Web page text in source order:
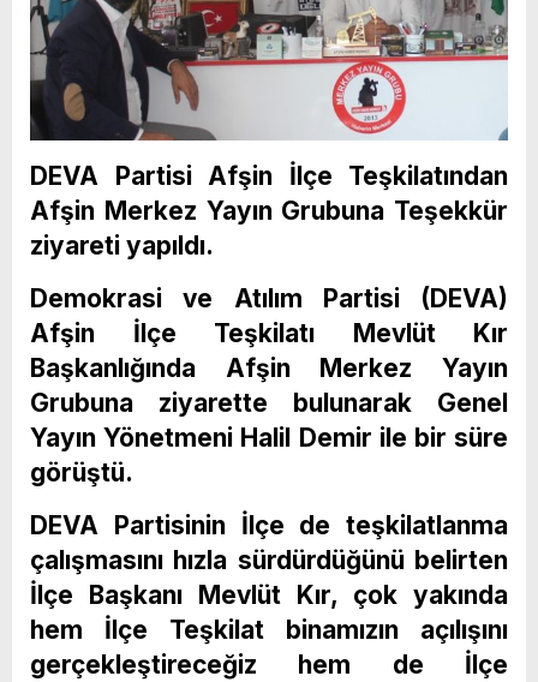
DEVA Partisi Afşin İlçe Teşkilatından
Afşin Merkez Yayın Grubuna Teşekkür
ziyareti yapıldı.
Demokrasi ve Atılım Partisi (DEVA)
Afşin İlçe Teşkilatı Mevlüt Kır
Başkanlığında Afşin Merkez Yayın
Grubuna ziyarette bulunarak Genel
Yayın Yönetmeni Halil Demir ile bir süre
görüştü.
DEVA Partisinin İlçe de teşkilatlanma
çalışmasını hızla sürdürdüğünü belirten
İlçe Başkanı Mevlüt Kır, çok yakında
hem İlçe Teşkilat binamızın açılışını
gerçekleştireceğiz hem de İlçe